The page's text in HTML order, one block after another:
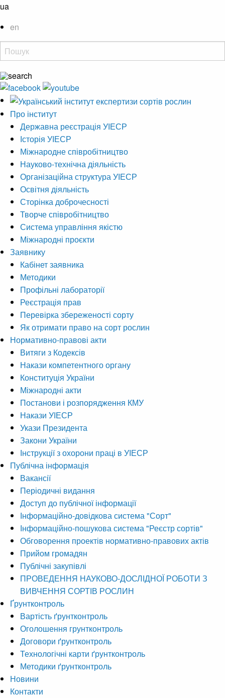
ua
en
Про інститут
Державна реєстрація УІЕСР
Історія УІЕСР
Міжнародне співробітництво
Науково-технічна діяльність
Організаційна структура УІЕСР
Освітня діяльність
Сторінка доброчесності
Творче співробітництво
Система управління якістю
Міжнародні проєкти
Заявнику
Кабінет заявника
Методики
Профільні лабораторії
Реєстрація прав
Перевірка збереженості сорту
Як отримати право на сорт рослин
Нормативно-правові акти
Витяги з Кодексів
Накази компетентного органу
Конституція України
Міжнародні акти
Постанови і розпорядження КМУ
Накази УІЕСР
Укази Президента
Закони України
Інструкції з охорони праці в УІЕСР
Публічна інформація
Вакансії
Періодичні видання
Доступ до публічної інформації
Інформаційно-довідкова система "Сорт"
Інформаційно-пошукова система "Реєстр сортів"
Обговорення проектів нормативно-правових актів
Прийом громадян
Публічні закупівлі
ПРОВЕДЕННЯ НАУКОВО-ДОСЛІДНОЇ РОБОТИ З
ВИВЧЕННЯ СОРТІВ РОСЛИН
Ґрунтконтроль
Вартість ґрунтконтроль
Оголошення грунтконтроль
Договори ґрунтконтроль
Технологічні карти ґрунтконтроль
Методики ґрунтконтроль
Новини
Контакти